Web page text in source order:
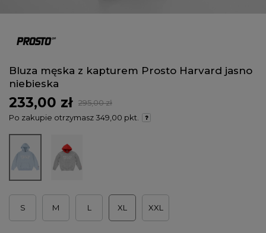
Bluza męska z kapturem Prosto Harvard jasno
niebieska
233,00 zł
295,00 zł
Po zakupie otrzymasz349,00 pkt.
S M L XL XXL